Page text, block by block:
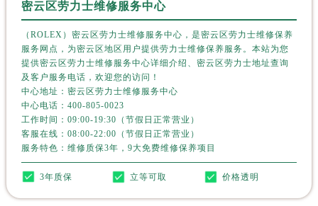
贵州省遵义市红花岗区共青大道与嵩山路交叉口劳力士售后服务中心（需提前预约）
四川省阿坝州市马尔康市团结街劳力士售后服务中心（需提前预约）
四川省甘孜州市康定市情歌广场、箭炉街劳力士售后服务中心（需提前预约）
密云区劳力士维修服务中心
（ROLEX）密云区劳力士维修服务中心，是密云区劳力士维修保养
服务网点，为密云区地区用户提供劳力士维修保养服务。本站为您
提供密云区劳力士维修服务中心详细介绍、密云区劳力士地址查询
及客户服务电话，欢迎您的访问！
中心地址：密云区劳力士维修服务中心
中心电话：400-805-0023
工作时间：09:00-19:30（节假日正常营业）
客服在线：08:00-22:00（节假日正常营业）
服务特色：维修质保3年，9大免费维修保养项目
3年质保 立等可取 价格透明